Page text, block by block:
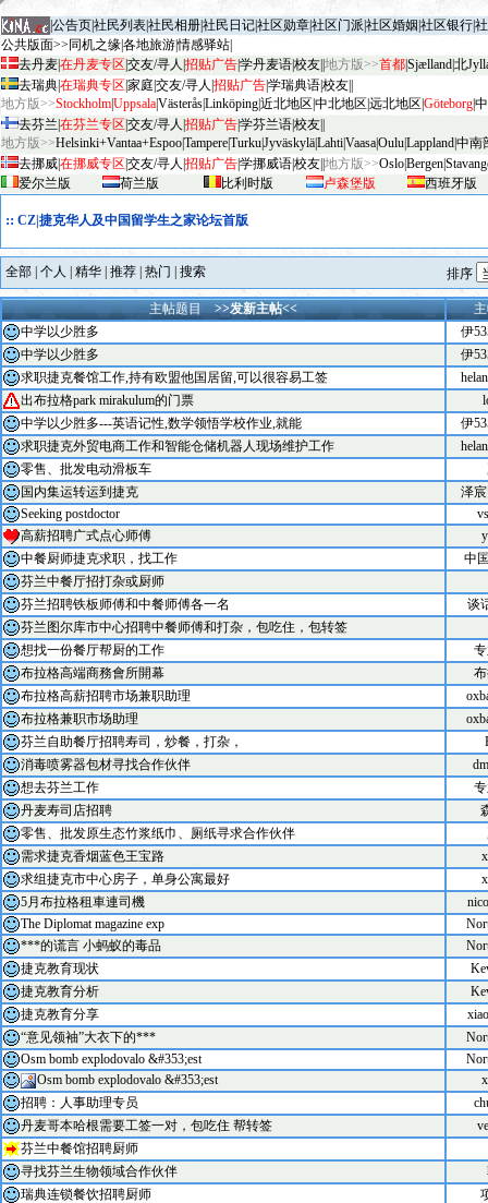
公告页社民列表社民相册社民日记社区勋章社区门派 社区婚姻 社区银行
公共版面>> 同机之缘各地旅游情感驿站
去丹麦在丹麦专区 交友/寻人 招贴广告学丹麦语校友 地方版>>首都Sjælland北
去瑞典在瑞典专区 家庭 交友/寻人 招贴广告学瑞典语校友
地方版>>StockholmUppsalaVästeråsLinköping近北地区 中北地区 远北地区 Göteborg
去芬兰 在芬兰专区 交友/寻人 招贴广告学芬兰语校友
地方版>>Helsinki+Vantaa+EspooTampereTurkuJyväskyläLahtiVaasaOuluLappland中南
去挪威在挪威专区 交友/寻人 招贴广告学挪威语校友 地方版>>OsloBergen
爱尔兰版
荷兰版 比利时版 卢森堡版 西班牙版
:: CZ|捷克华人及中国留学生之家论坛首版
全部 个人 精华 推荐 热门 搜索 排序
主帖题目 >>发新主帖<<
中学以少胜多
伊
中学以少胜多
伊
求职捷克餐馆工作,持有欧盟他国居留,可以很容易工签
出布拉格park mirakulum的门票
中学以少胜多---英语记性,数学领悟学校作业,就能
伊
求职捷克外贸电商工作和智能仓储机器人现场维护工作
零售、批发电动滑板车
国内集运转运到捷克
泽
Seeking postdoctor
高薪招聘广式点心师傅
中餐厨师捷克求职，找工作
中
芬兰中餐厅招打杂或厨师
芬兰招聘铁板师傅和中餐师傅各一名
谈
芬兰图尔库市中心招聘中餐师傅和打杂，包吃住，包转签
想找一份餐厅帮厨的工作
布拉格高端商務會所開幕
布拉格高薪招聘市场兼职助理
布拉格兼职市场助理
芬兰自助餐厅招聘寿司，炒餐，打杂，
消毒喷雾器包材寻找合作伙伴
想去芬兰工作
丹麦寿司店招聘
零售、批发原生态竹浆纸巾、厕纸寻求合作伙伴
需求捷克香烟蓝色王宝路
求组捷克市中心房子，单身公寓最好
5月布拉格租車連司機
The Diplomat magazine exp
***的谎言 小蚂蚁的毒品
捷克教育现状
捷克教育分析
捷克教育分享
“意见领袖”大衣下的***
Osm bomb explodovalo &#353;est
Osm bomb explodovalo &#353;est
招聘：人事助理专员
丹麦哥本哈根需要工签一对，包吃住 帮转签
芬兰中餐馆招聘厨师
寻找芬兰生物领域合作伙伴
瑞典连锁餐饮招聘厨师